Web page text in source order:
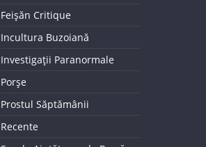
Feișăn Critique
Incultura Buzoiană
Investigații Paranormale
Porșe
Prostul Săptămânii
Recente